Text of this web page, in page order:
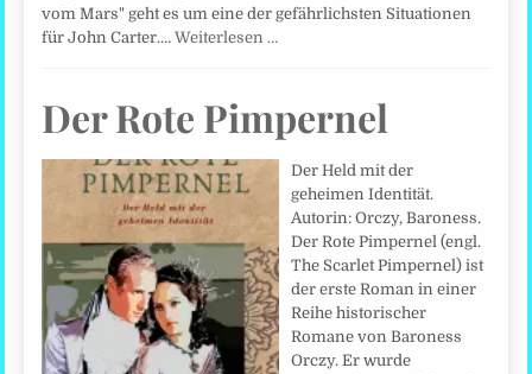
vom Mars" geht es um eine der gefährlichsten Situationen
für John Carter.…Weiterlesen …
Der Rote Pimpernel
Der Held mit der
geheimen Identität.
Autorin: Orczy, Baroness.
Der Rote Pimpernel (engl.
The Scarlet Pimpernel) ist
der erste Roman in einer
Reihe historischer
Romane von Baroness
Orczy. Er wurde